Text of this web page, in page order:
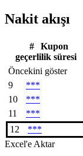
Nakit akışı
#
Kupon
geçerlilik süresi
Öncekini göster
9
***
10
***
11
***
12
***
Excel'e Aktar